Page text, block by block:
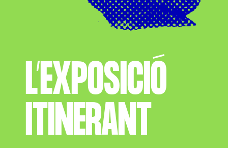
L’EXPOSICIÓ
ITINERANT
ACCIÓ SOCIAL I JOVES
ESPLAIS
SUPORT TERCER SECTOR